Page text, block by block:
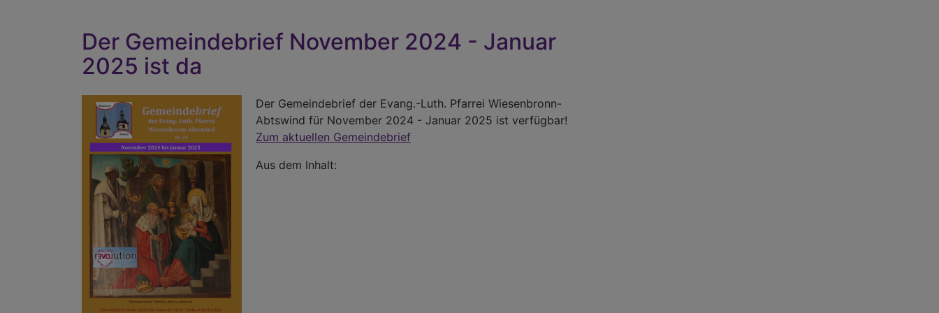
Der Gemeindebrief November 2024 - Januar
2025 ist da
Der Gemeindebrief der Evang.-Luth. Pfarrei Wiesenbronn-
Abtswind für November 2024 - Januar 2025 ist verfügbar!
Zum aktuellen Gemeindebrief
Aus dem Inhalt: